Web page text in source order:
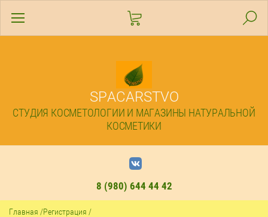
SPACARSTVO
СТУДИЯ КОСМЕТОЛОГИИ И МАГАЗИНЫ НАТУРАЛЬНОЙ
КОСМЕТИКИ
8 (980) 644 44 42
Главная /Регистрация /